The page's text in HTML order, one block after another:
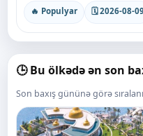
🔥 Populyar 🗓 2026-08-
🕒 Bu ölkədə ən son
Son baxış gününə görə